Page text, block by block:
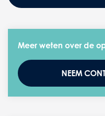
Meer weten over de
NEEM